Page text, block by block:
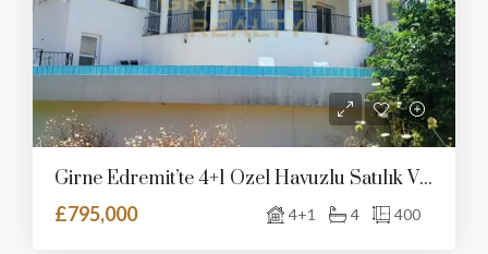
Girne Edremit’te 4+1 Özel Havuzlu Satılık Villa
£795,000
4+1 4 400